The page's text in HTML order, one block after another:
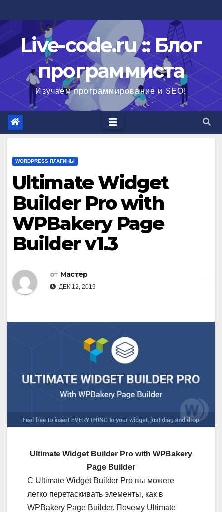
к
содержимому
Live-code.ru :: Блог
программиста
Изучаем программирование и SEO!
WORDPRESS ПЛАГИНЫ
Ultimate Widget
Builder Pro with
WPBakery Page
Builder v1.3
от Мастер
ДЕК 12, 2019
Ultimate Widget Builder Pro with WPBakery
Page Builder
С Ultimate Widget Builder Pro вы можете
легко перетаскивать элементы, как в
WPBakery Page Builder. Почему Ultimate